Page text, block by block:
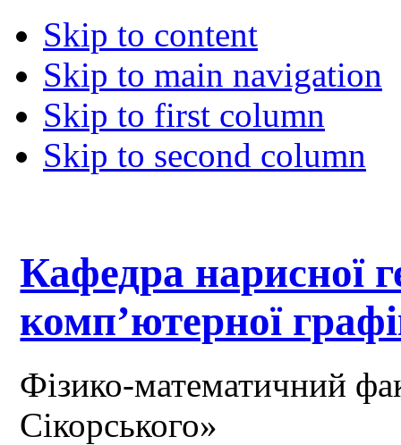
Skip to content
Skip to main navigation
Skip to first column
Skip to second column
Кафедра нарисної
комп’ютерної
Фізико-математичний
Сікорського»